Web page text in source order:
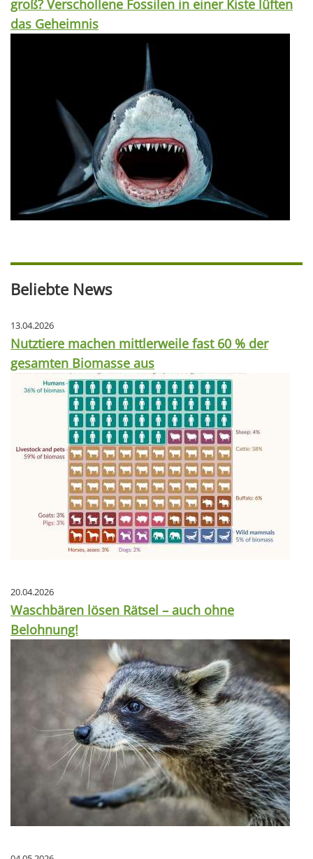
groß? Verschollene Fossilen in einer Kiste lüften
das Geheimnis
Beliebte News
13.04.2026
Nutztiere machen mittlerweile fast 60 % der
gesamten Biomasse aus
20.04.2026
Waschbären lösen Rätsel – auch ohne
Belohnung!